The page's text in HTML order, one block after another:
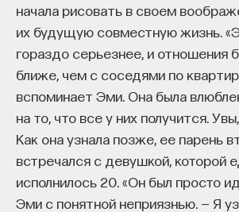
начала рисовать в своем
их будущую совместную жизнь.
гораздо серьезнее, и отношения
ближе, чем с соседями по
вспоминает Эми. Она была
на то, что все у них получится.
Как она узнала позже, ее парень
встречался с девушкой, которой
исполнилось 20. «Он был просто
Эми с понятной неприязнью. — Я